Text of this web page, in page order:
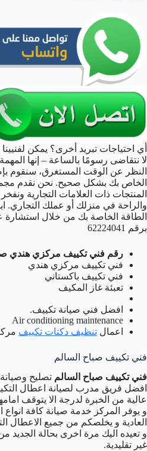
أي احتياجات تبريد أخرى؟ يمكن
لا نتقاضى رسومًا بالساعة – إنها
النظر عن الوقت المستغرق، سنقوم
الخاص بك بشكل صحيح. نحن نقدم
المنتجات ذات العلامات التجارية
والراحة في منزلك أو عملك التجاري.
الطاقة الخاصة بك من خلال استشارة
برقم 62224041
رقم فني تكييف مركزي هندي
فني تكييف مركزي هندي
فني تكييف باكستاني
تعبئة غاز المكيف
افضل فني صيانة تكييف.
Air conditioning maintenance
اعمال تنظيف دكتات تكييف
فني تكييف صباح السالم
فني تكييف صباح السالم تصليح
افضل فريق مدرب لصيانة اعطال
عالية من الخبرة لدرجة الا يتوقف
و يوفر المركز خدمة صيانة كافة انواع
العادية و يخلصكم من جميع الاعطال
و تعيده اليك مرة اخرى بحالة الجديد
غير تقليدية.